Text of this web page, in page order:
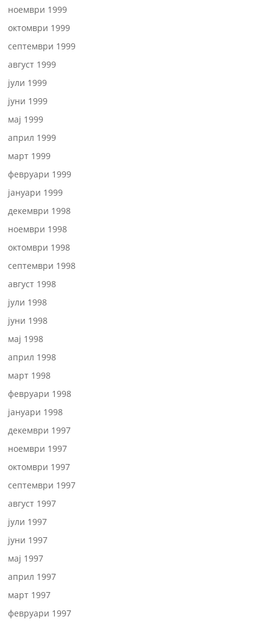
ноември 1999
октомври 1999
септември 1999
август 1999
јули 1999
јуни 1999
мај 1999
април 1999
март 1999
февруари 1999
јануари 1999
декември 1998
ноември 1998
октомври 1998
септември 1998
август 1998
јули 1998
јуни 1998
мај 1998
април 1998
март 1998
февруари 1998
јануари 1998
декември 1997
ноември 1997
октомври 1997
септември 1997
август 1997
јули 1997
јуни 1997
мај 1997
април 1997
март 1997
февруари 1997